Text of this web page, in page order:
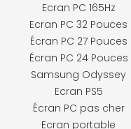
Ecran PC 165Hz
Ecran PC 32 Pouces
Écran PC 27 Pouces
Écran PC 24 Pouces
Samsung Odyssey
Ecran PS5
Écran PC pas cher
Ecran portable